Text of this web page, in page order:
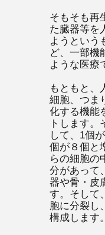
そもそも再
た臓器等を
ようという
ど、一部機
ような医療
もともと、
細胞、つま
化する機能
トします。
して、1個
個が８個と
らの細胞の
分があって
器や骨・皮
す。そして
胞に分裂し
構成します。